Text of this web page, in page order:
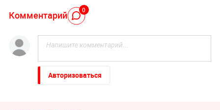
Комментарий 0
Авторизоваться